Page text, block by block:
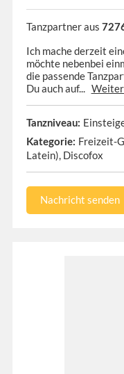
Tanzpartner aus
Ich mache derzeit
möchte nebenbei
die passende
Du auch auf...
Tanzniveau:
Kategorie: Freizeit-
Latein), Discofox
Nachricht senden